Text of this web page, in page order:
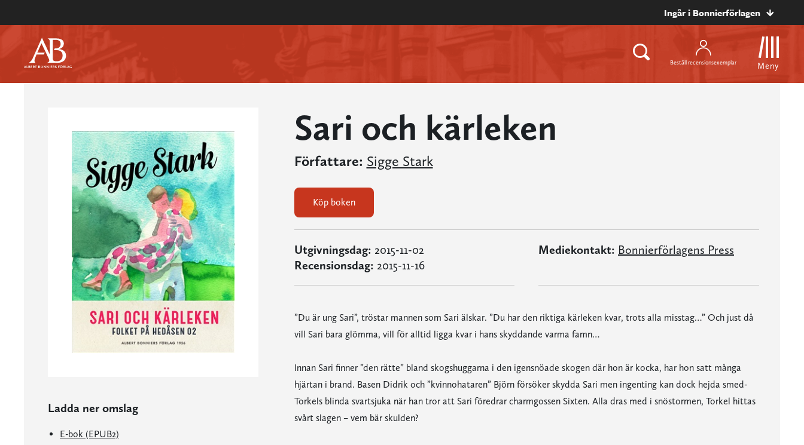
Ingår i Bonnierförlagen
Beställ recensionsexemplar Meny
Ladda ner omslag
E-bok (EPUB2)
Sari och kärleken
Författare: Sigge Stark
Köp boken
Utgivningsdag: 2015-11-02
Recensionsdag: 2015-11-16
Mediekontakt: Bonnierförlagens Press
”Du är ung Sari”, tröstar mannen som Sari älskar. ”Du har den riktiga kärleken kvar, trots alla misstag…” Och just då
vill Sari bara glömma, vill för alltid ligga kvar i hans skyddande varma famn…
Innan Sari finner ”den rätte” bland skogshuggarna i den igensnöade skogen där hon är kocka, har hon satt många
hjärtan i brand. Basen Didrik och ”kvinnohataren” Björn försöker skydda Sari men ingenting kan dock hejda smed-
Torkels blinda svartsjuka när han tror att Sari föredrar charmgossen Sixten. Alla dras med i snöstormen, Torkel hittas
svårt slagen – vem bär skulden?